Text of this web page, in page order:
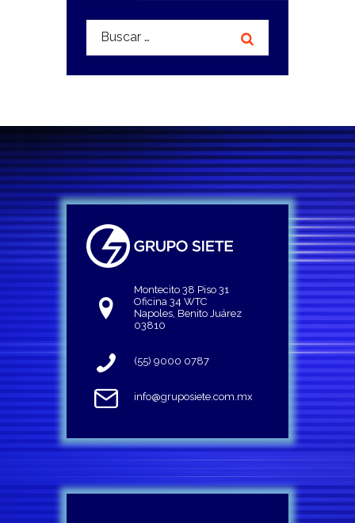
Buscar:
Montecito 38 Piso 31
Oficina 34 WTC
Napoles, Benito Juárez
03810
(55) 9000 0787
info@gruposiete.com.mx